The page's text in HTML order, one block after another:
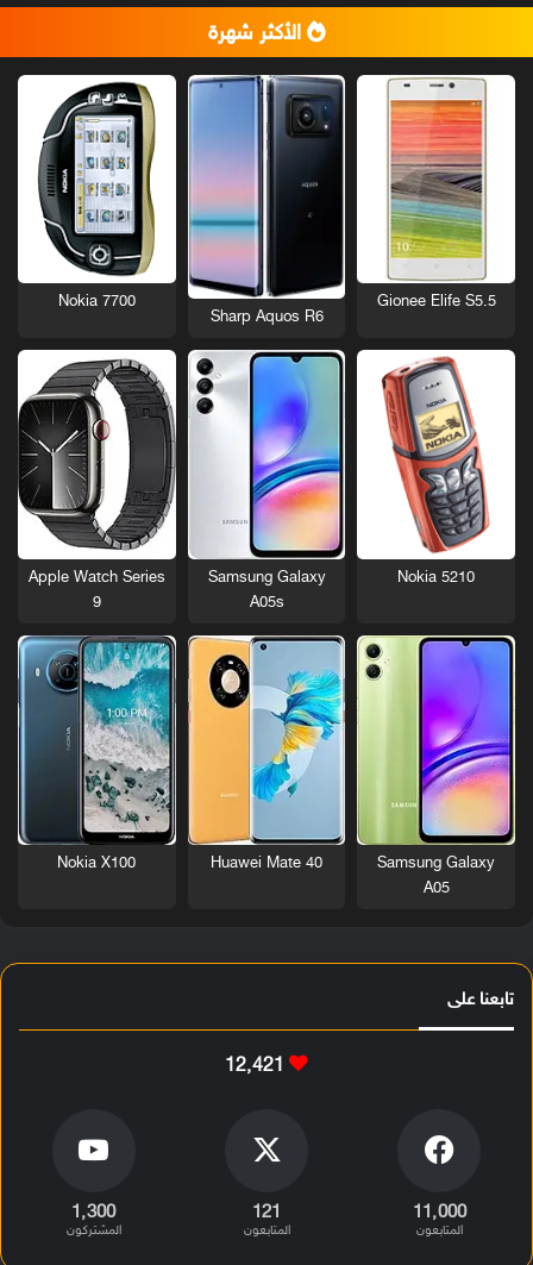
الأكثر شهرة
Gionee Elife S5.5
Sharp Aquos R6
Nokia 7700
Nokia 5210
Samsung Galaxy
A05s
Apple Watch Series
9
Samsung Galaxy
A05
Huawei Mate 40
Nokia X100
تابعنا على
12٬421
11٬000
المتابعون
121
المتابعون
1٬300
المشتركون